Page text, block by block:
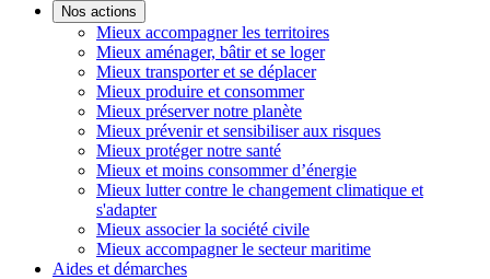
Nos actions
Mieux accompagner les territoires
Mieux aménager, bâtir et se loger
Mieux transporter et se déplacer
Mieux produire et consommer
Mieux préserver notre planète
Mieux prévenir et sensibiliser aux risques
Mieux protéger notre santé
Mieux et moins consommer d’énergie
Mieux lutter contre le changement climatique et
s'adapter
Mieux associer la société civile
Mieux accompagner le secteur maritime
Aides et démarches